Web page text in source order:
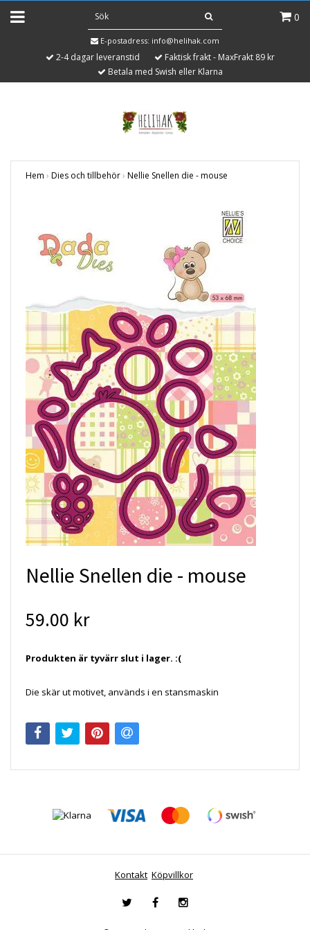
0
E-postadress: info@helihak.com
2-4 dagar leveranstid
Faktisk frakt - MaxFrakt 89 kr
Betala med Swish eller Klarna
Hem › Dies och tillbehör› Nellie Snellen die - mouse
Nellie Snellen die - mouse
59.00 kr
Produkten är tyvärr slut i lager. :(
Die skär ut motivet, används i en stansmaskin
Kontakt Köpvillkor